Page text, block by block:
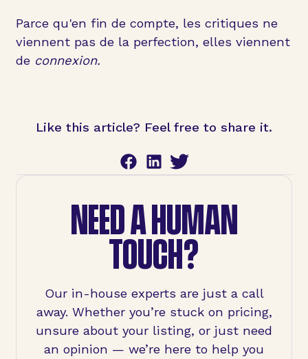
Parce qu'en fin de compte, les critiques ne
viennent pas de la perfection, elles viennent
de connexion.
Like this article? Feel free to share it.
NEED A HUMAN
TOUCH?
Our in-house experts are just a call
away. Whether you’re stuck on pricing,
unsure about your listing, or just need
an opinion — we’re here to help you